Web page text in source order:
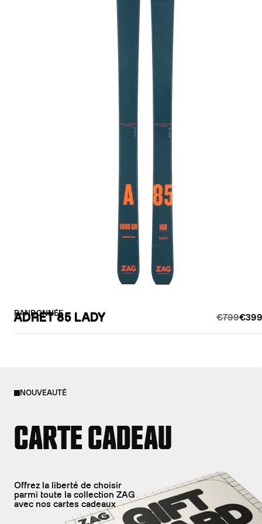
RANDONNÉE
ADRET 85 LADY €799
NOUVEAUTÉ
CARTE CADEAU
Offrez la liberté de choisir
parmi toute la collection ZAG
avec nos cartes cadeaux